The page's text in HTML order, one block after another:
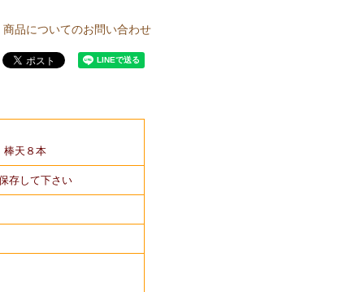
商品についてのお問い合わせ
棒天８本
存して下さい